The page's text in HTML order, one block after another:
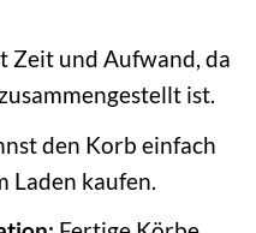
Zeit und Aufwand, da
ist.
den Korb einfach
Laden kaufen.